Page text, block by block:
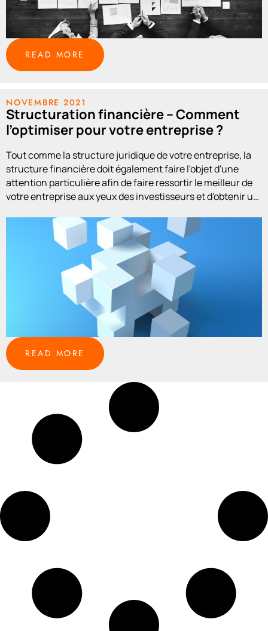
READ MORE
NOVEMBRE 2021
Structuration financière – Comment
l’optimiser pour votre entreprise ?
Tout comme la structure juridique de votre entreprise, la
structure financière doit également faire l'objet d'une
attention particulière afin de faire ressortir le meilleur de
votre entreprise aux yeux des investisseurs et d'obtenir un
READ MORE